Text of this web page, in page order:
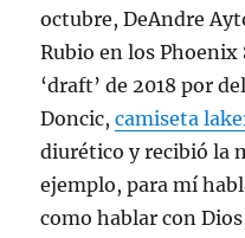
octubre, DeAndre
Rubio en los Phoenix
‘draft’ de 2018 por
Doncic,camiseta
diurético y recibió la
ejemplo, para mí
como hablar con